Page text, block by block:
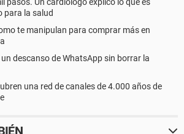
para la salud
te manipulan para comprar más en
descanso de WhatsApp sin borrar la
una red de canales de 4.000 años de